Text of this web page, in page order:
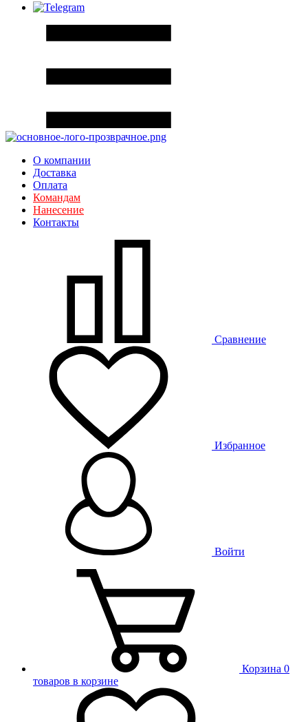
О компании
Доставка
Оплата
Командам
Нанесение
Контакты
Сравнение
Избранное
Войти
Корзина 0
товаров в корзине